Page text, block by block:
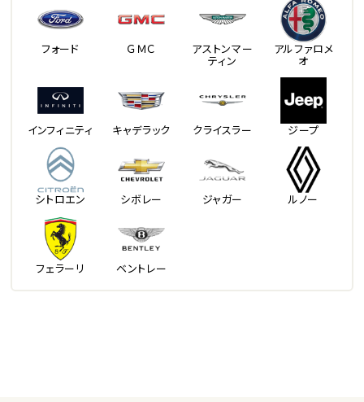
フォード ＧＭＣ アストンマー
ティン
アルファロメ
オ
インフィニティ キャデラック クライスラー ジープ
シトロエン シボレー ジャガー ルノー
フェラーリ ベントレー